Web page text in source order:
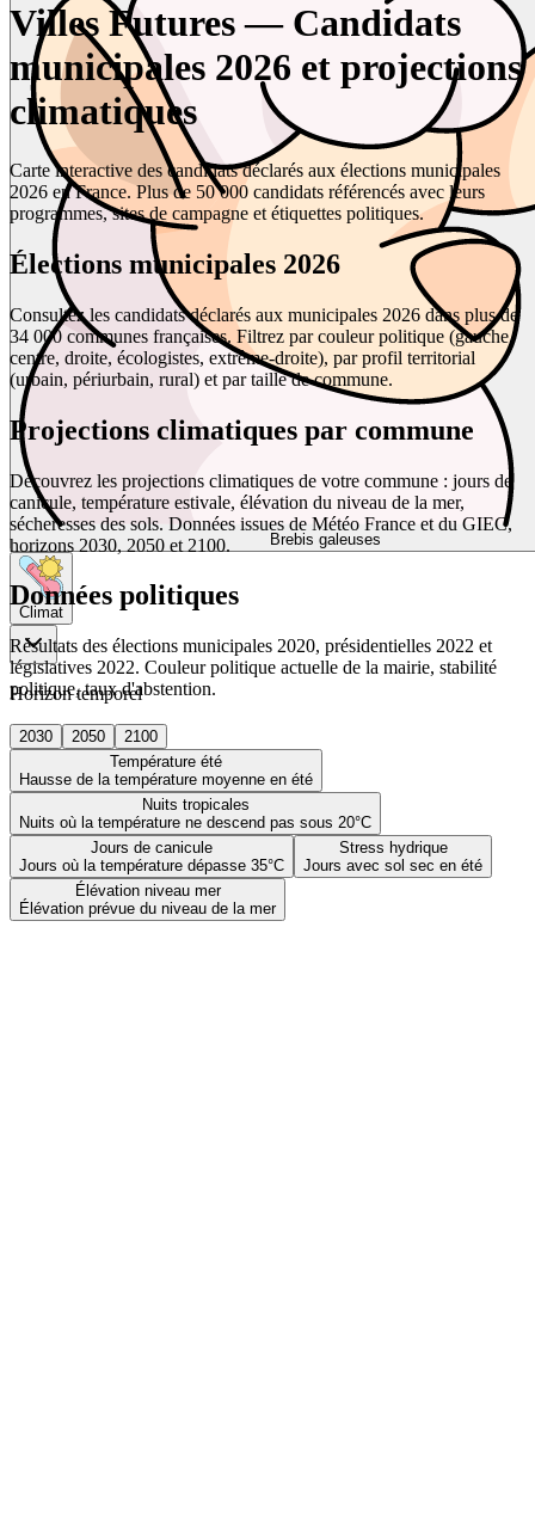
Brebis galeuses
Climat
Horizon temporel
2030 2050
2100
Température été
Hausse de la température moyenne en été
Nuits tropicales
Nuits où la température ne descend pas sous 20°C
Jours de canicule
Jours où la température dépasse 35°C
Stress hydrique
Jours avec sol sec en été
Élévation niveau mer
Élévation prévue du niveau de la mer
Villes Futures — Candidats
municipales 2026 et projections
climatiques
Carte interactive des candidats déclarés aux élections municipales
2026 en France. Plus de 50 000 candidats référencés avec leurs
programmes, sites de campagne et étiquettes politiques.
Élections municipales 2026
Consultez les candidats déclarés aux municipales 2026 dans plus de
34 000 communes françaises. Filtrez par couleur politique (gauche,
centre, droite, écologistes, extrême-droite), par profil territorial
(urbain, périurbain, rural) et par taille de commune.
Projections climatiques par commune
Découvrez les projections climatiques de votre commune : jours de
canicule, température estivale, élévation du niveau de la mer,
sécheresses des sols. Données issues de Météo France et du GIEC,
horizons 2030, 2050 et 2100.
Données politiques
Résultats des élections municipales 2020, présidentielles 2022 et
législatives 2022. Couleur politique actuelle de la mairie, stabilité
politique, taux d'abstention.